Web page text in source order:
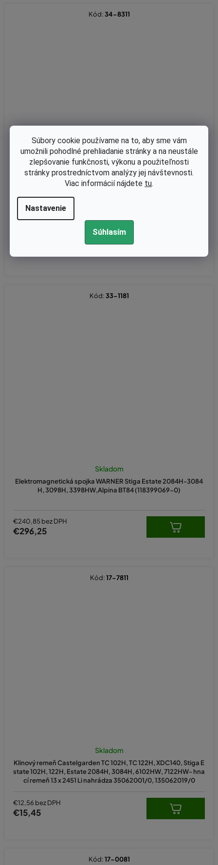
Súbory cookie používame na to, aby sme vám
umožnili pohodlné prehliadanie stránky a na neustále
zlepšovanie funkčnosti, výkonu a použiteľnosti
stránky prostredníctvom analýzy jej návštevnosti.
Viac informácií nájdete tu.
Nastavenie
Súhlasím
Remenica Stiga Estate 2084/3084/5092/6102, Tornado 2098/
3098, CG TC102/TC98 (125601554/0,1134-4686-01,532 16 59-
Skladom
Kód:34-8311
Elektromagnetická spojka WARNER Stiga Estate 2084H-3084
H, 3098H, 3398HW,Alpina BT84 (118399069-0)
Skladom
€240,85 bez DPH
€296,25
Kód:33-1181
Klinový remeň Castelgarden TC 102H, TC 122H, XDC140, Stiga E
state 102H, 122H, Estate 2084H, 3084H, 6102HW, 7122HW- hna
cí remeň 13 x 2451 Li nahrádza 35062001/0, 135062019/0
Skladom
€12,56 bez DPH
€15,45
Kód:17-7811
Kód:17-0081